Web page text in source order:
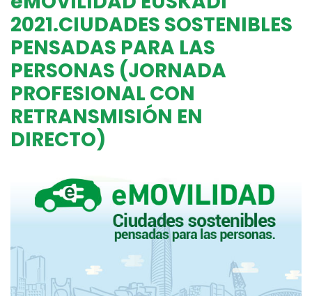
2021.CIUDADES SOSTENIBLES
PENSADAS PARA LAS
PERSONAS (JORNADA
PROFESIONAL CON
RETRANSMISIÓN EN
DIRECTO)